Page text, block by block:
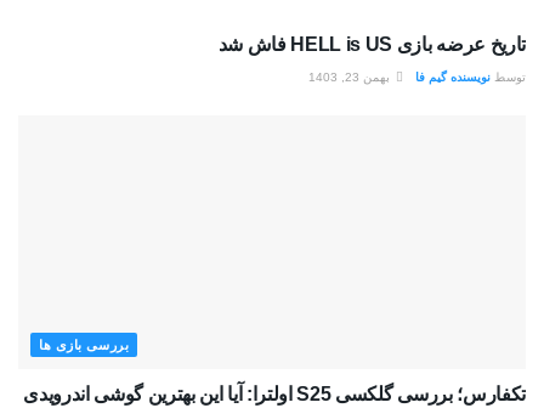
تاریخ عرضه بازی HELL is US فاش شد
توسط نویسنده گیم فا بهمن 23, 1403
بررسی بازی ها
تکفارس؛ بررسی گلکسی S25 اولترا: آیا این بهترین گوشی اندرویدی